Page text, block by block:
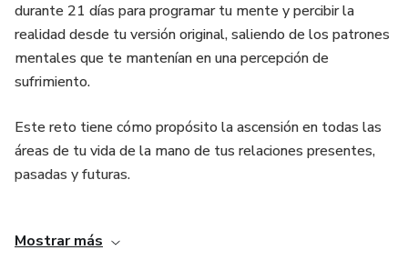
durante 21 días para programar tu mente y percibir la
realidad desde tu versión original, saliendo de los patrones
mentales que te mantenían en una percepción de
sufrimiento.
Este reto tiene cómo propósito la ascensión en todas las
áreas de tu vida de la mano de tus relaciones presentes,
pasadas y futuras.
lograr atravesar una falsa percepción de ilusión, creer y
Mostrar más